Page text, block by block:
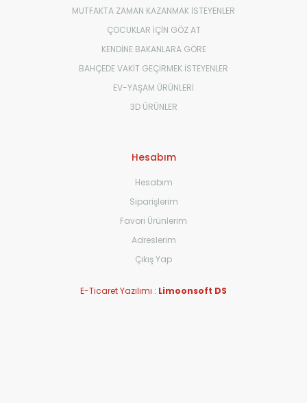
MUTFAKTA ZAMAN KAZANMAK İSTEYENLER
ÇOCUKLAR İÇİN GÖZ AT
KENDİNE BAKANLARA GÖRE
BAHÇEDE VAKİT GEÇİRMEK İSTEYENLER
EV-YAŞAM ÜRÜNLERİ
3D ÜRÜNLER
Hesabım
Hesabım
Siparişlerim
Favori Ürünlerim
Adreslerim
Çıkış Yap
E-Ticaret Yazılımı : Limoonsoft DS